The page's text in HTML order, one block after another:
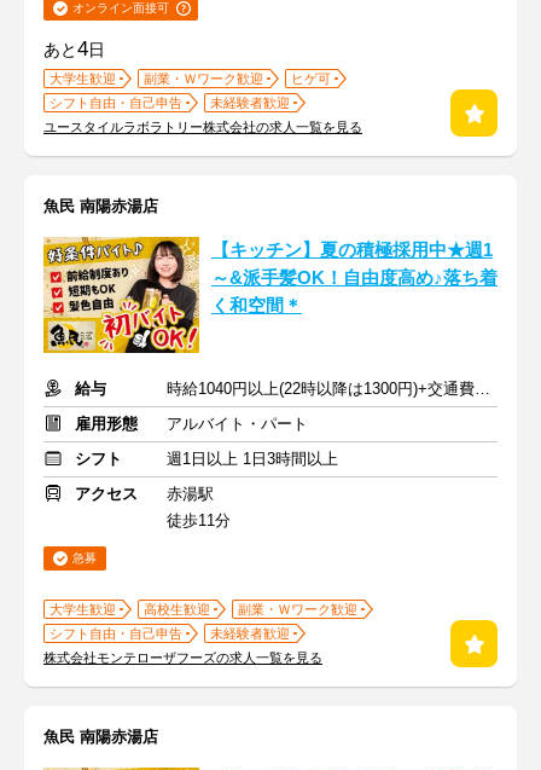
オンライン面接可
あと4日
大学生歓迎 副業・Ｗワーク歓迎
ヒゲ可
シフト自由・自己申告
未経験者歓迎
ユースタイルラボラトリー株式会社の求人一覧を見る
魚民 南陽赤湯店
【キッチン】夏の積極採用中★週1
～&派手髪OK！自由度高め♪落ち着
く和空間＊
給与
時給1040円以上(22時以降は1300円)+交通費規定内支給
雇用形態
アルバイト・パート
シフト
週1日以上 1日3時間以上
アクセス
赤湯駅
徒歩11分
急募
大学生歓迎 高校生歓迎
副業・Ｗワーク歓迎
シフト自由・自己申告
未経験者歓迎
株式会社モンテローザフーズの求人一覧を見る
魚民 南陽赤湯店